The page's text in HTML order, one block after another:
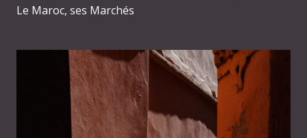
Le Maroc, ses Marchés